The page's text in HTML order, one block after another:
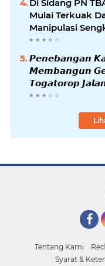
Di Sidang PN
Mulai Terkuak
Manipulasi
Asahan Mati
𝙋𝙚𝙣𝙚𝙗𝙖𝙣𝙜𝙖𝙣
𝙈𝙚𝙢𝙗𝙖𝙣𝙜𝙪𝙣
𝙏𝙤𝙜𝙖𝙩𝙤𝙧𝙤𝙥
𝙆𝙖𝙗𝙖𝙣𝙟𝙖𝙝𝙚
Tentang Kami
Syarat &